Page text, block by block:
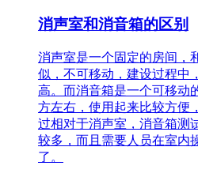
消声室和消音箱的区别
消声室是一个固定的房间，
似，不可移动，建设过程中
高。而消音箱是一个可移动
方左右，使用起来比较方便
过相对于消声室，消音箱测
较多，而且需要人员在室内
了。